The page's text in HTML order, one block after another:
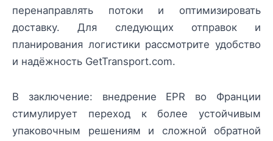
перенаправлять потоки и оптимизировать
доставку. Для следующих отправок и
планирования логистики рассмотрите удобство
и надёжность GetTransport.com.
В заключение: внедрение EPR во Франции
стимулирует переход к более устойчивым
упаковочным решениям и сложной обратной